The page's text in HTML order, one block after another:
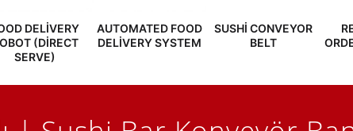
DELIVERY
(DIRECT
SERVE)
AUTOMATED FOOD
DELIVERY SYSTEM
SUSHI CONVEYOR
BELT